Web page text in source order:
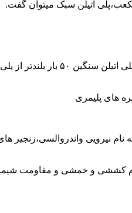
پلی اتیلن سنگین مثل پلی اتیلن سبک از اتم های
های پلیمری
نیرویی واندروالسی،زنجیر
کششی و خمشی و مقاومت